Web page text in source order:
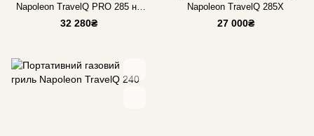
Napoleon TravelQ PRO 285 на
підставці PRO285-PAKET
32 280₴
Napoleon TravelQ 285X
27 000₴